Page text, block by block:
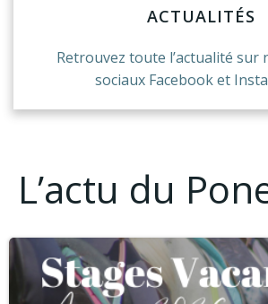
ACTUALITÉS
Retrouvez toute l’actualité sur
sociaux Facebook et
L’actu du